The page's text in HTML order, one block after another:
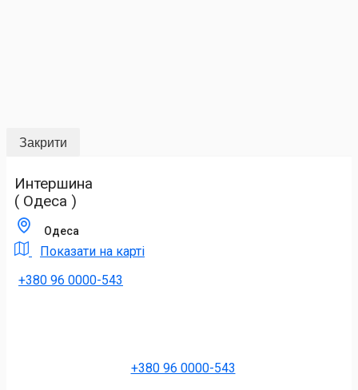
Закрити
Интершина
( Одеса )
Одеса
Показати на карті
+380 96 0000-543
+380 96 0000-543